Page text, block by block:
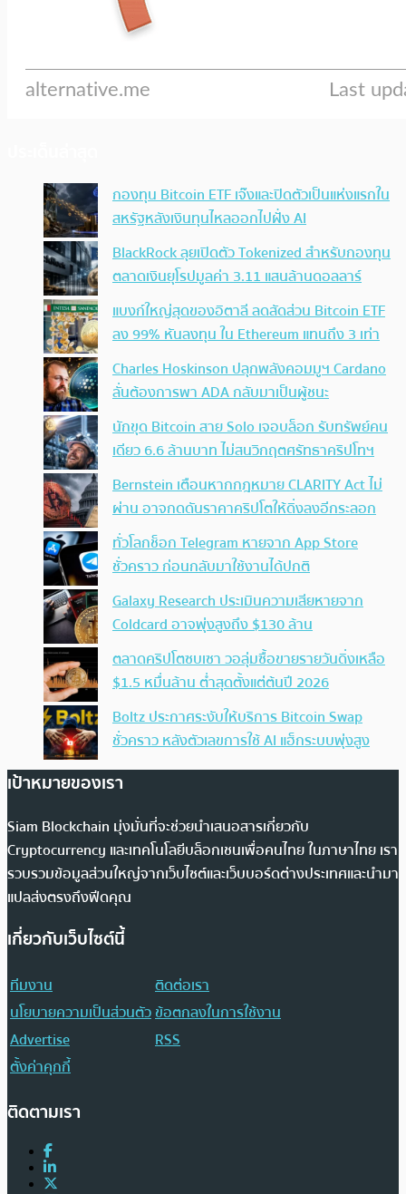
กองทุน Bitcoin ETF เจ๊งและปิดตัวเป็นแห่งแรกใน
สหรัฐหลังเงินทุนไหลออกไปฝั่ง AI
BlackRock ลุยเปิดตัว Tokenized สำหรับกองทุน
ตลาดเงินยุโรปมูลค่า 3.11 แสนล้านดอลลาร์
แบงก์ใหญ่สุดของอิตาลี ลดสัดส่วน Bitcoin ETF
ลง 99% หันลงทุน ใน Ethereum แทนถึง 3 เท่า
Charles Hoskinson ปลุกพลังคอมมูฯ Cardano
ลั่นต้องการพา ADA กลับมาเป็นผู้ชนะ
นักขุด Bitcoin สาย Solo เจอบล็อก รับทรัพย์คน
เดียว 6.6 ล้านบาท ไม่สนวิกฤตศรัทธาคริปโทฯ
Bernstein เตือนหากกฎหมาย CLARITY Act ไม่
ผ่าน อาจกดดันราคาคริปโตให้ดิ่งลงอีกระลอก
ทั่วโลกช็อก Telegram หายจาก App Store
ชั่วคราว ก่อนกลับมาใช้งานได้ปกติ
Galaxy Research ประเมินความเสียหายจาก
Coldcard อาจพุ่งสูงถึง $130 ล้าน
ตลาดคริปโตซบเซา วอลุ่มซื้อขายรายวันดิ่งเหลือ
$1.5 หมื่นล้าน ต่ำสุดตั้งแต่ต้นปี 2026
Boltz ประกาศระงับให้บริการ Bitcoin Swap
ชั่วคราว หลังตัวเลขการใช้ AI แฮ็กระบบพุ่งสูง
เป้าหมายของเรา
Siam Blockchain มุ่งมั่นที่จะช่วยนำเสนอสารเกี่ยวกับ
Cryptocurrency และเทคโนโลยีบล็อกเชนเพื่อคนไทย ในภาษาไทย เรา
รวบรวมข้อมูลส่วนใหญ่จากเว็บไซต์และเว็บบอร์ดต่างประเทศและนำมา
แปลส่งตรงถึงฟีดคุณ
เกี่ยวกับเว็บไซต์นี้
ทีมงาน
ติดต่อเรา
นโยบายความเป็นส่วนตัวข้อตกลงในการใช้งาน
Advertise
RSS
ตั้งค่าคุกกี้
ติดตามเรา